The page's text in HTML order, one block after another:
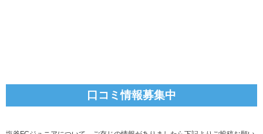
口コミ情報募集中